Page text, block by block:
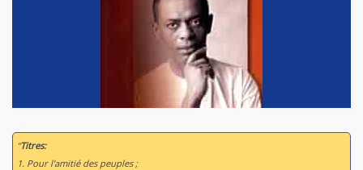
“Titres:
1. Pour l'amitié des peuples ;